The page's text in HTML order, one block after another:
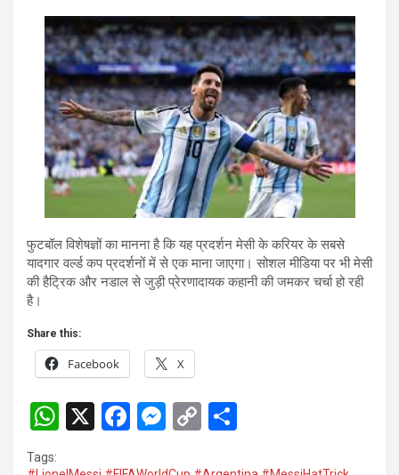
फुटबॉल विशेषज्ञों का मानना है कि यह प्रदर्शन मेसी के करियर के सबसे
यादगार वर्ल्ड कप प्रदर्शनों में से एक माना जाएगा। सोशल मीडिया पर भी मेसी
की हैट्रिक और नडाल से जुड़ी प्रेरणादायक कहानी की जमकर चर्चा हो रही
है।
Share this:
Facebook X
W X
F
M C
Tags: